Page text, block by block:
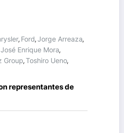
, Ford,Jorge Arreaza,
José Enrique Mora,
Group,Toshiro Ueno,
representantes de